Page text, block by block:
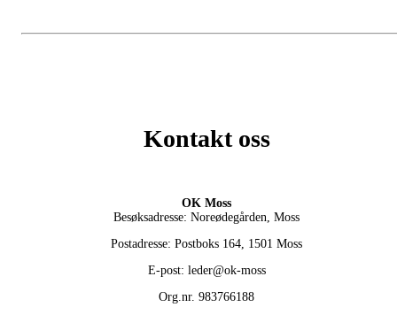
Kontakt oss
OK Moss
Besøksadresse: Noreødegården, Moss
Postadresse: Postboks 164, 1501 Moss
E-post: leder@ok-moss
Org.nr. 983766188